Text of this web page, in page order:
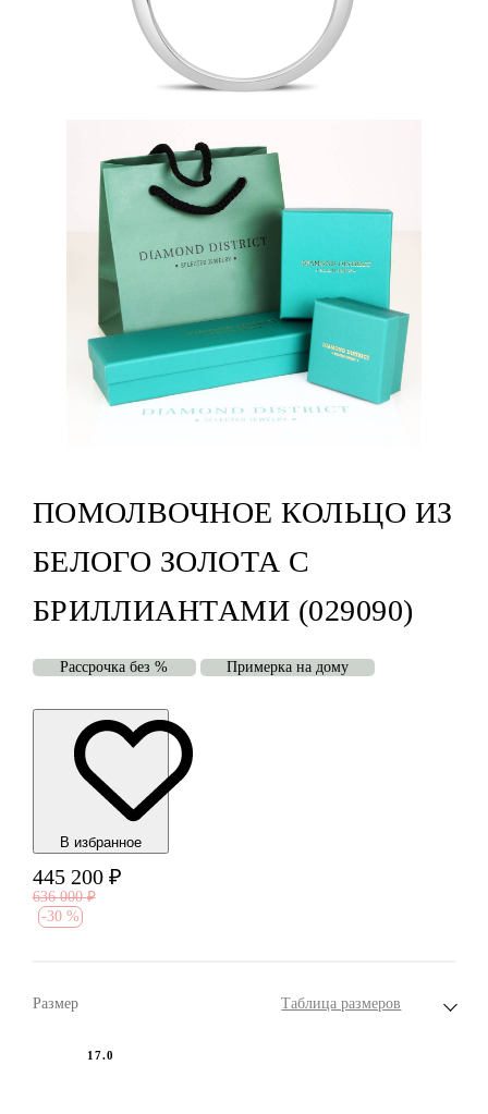
ПОМОЛВОЧНОЕ КОЛЬЦО ИЗ
БЕЛОГО ЗОЛОТА С
БРИЛЛИАНТАМИ (029090)
Рассрочка без % Примерка на дому
В избранноe
445 200 ₽
636 000 ₽
-30 %
Размер Таблица размеров
17.0